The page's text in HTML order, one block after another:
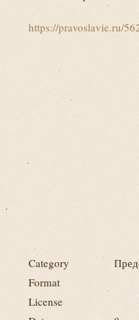
https://pravoslavie.ru/
Category
Format
License